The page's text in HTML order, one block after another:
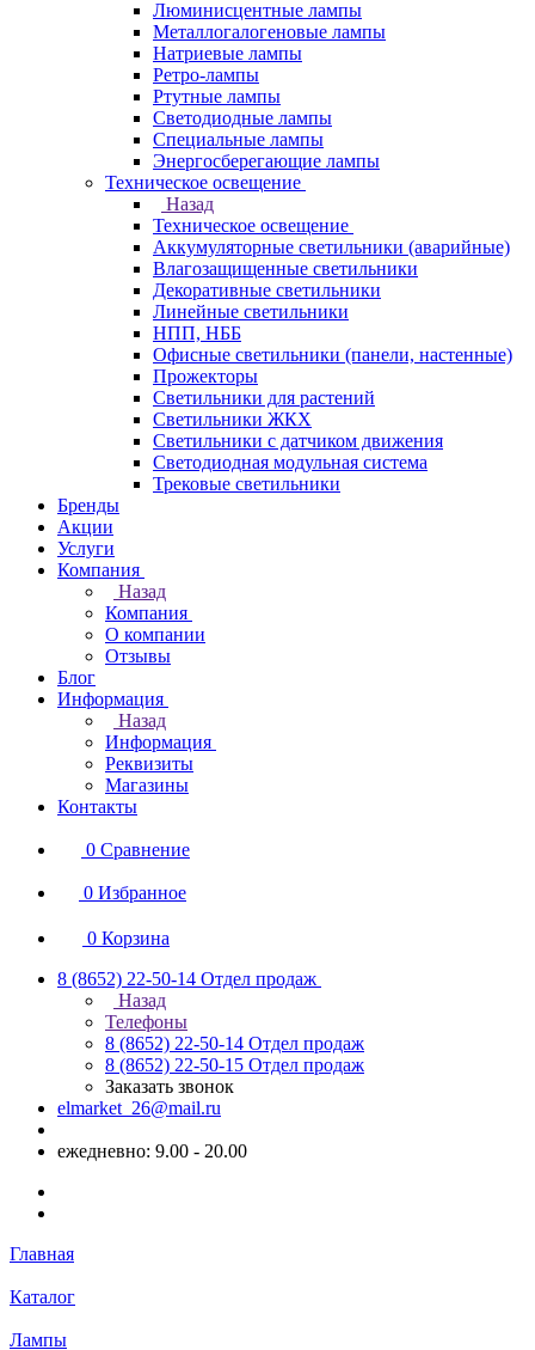
Люминисцентные лампы
Металлогалогеновые лампы
Натриевые лампы
Ретро-лампы
Ртутные лампы
Светодиодные лампы
Специальные лампы
Энергосберегающие лампы
Техническое освещение
Назад
Техническое освещение
Аккумуляторные светильники (аварийные)
Влагозащищенные светильники
Декоративные светильники
Линейные светильники
НПП, НББ
Офисные светильники (панели, настенные)
Прожекторы
Светильники для растений
Светильники ЖКХ
Светильники с датчиком движения
Светодиодная модульная система
Трековые светильники
Бренды
Акции
Услуги
Компания
Назад
Компания
О компании
Отзывы
Блог
Информация
Назад
Информация
Реквизиты
Магазины
Контакты
0 Сравнение
0 Избранное
0 Корзина
8 (8652) 22-50-14 Отдел продаж
Назад
Телефоны
8 (8652) 22-50-14 Отдел продаж
8 (8652) 22-50-15 Отдел продаж
Заказать звонок
elmarket_26@mail.ru
ежедневно: 9.00 - 20.00
Главная
Каталог
Лампы